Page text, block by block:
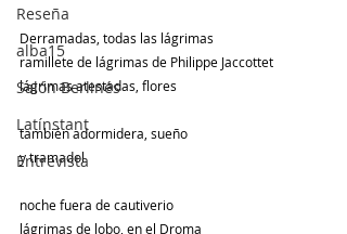
Reseña
alba15
Salón Berlinés
Latínstant
Entrevista
Derramadas, todas las lágrimas
ramillete de lágrimas de Philippe Jaccottet
lágrimas atestadas, flores
también adormidera, sueño
y tramadol
noche fuera de cautiverio
lágrimas de lobo, en el Droma